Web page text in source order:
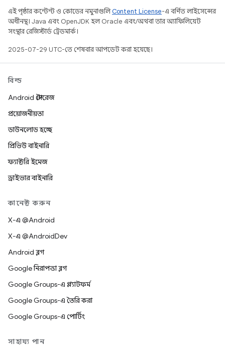
এই পৃষ্ঠার কন্টেন্ট ও কোডের নমুনাগুলিContent License-এ বর্ণিত লাইসেন্সের
অধীনস্থ। Java এবং OpenJDK হল Oracle এবং/অথবা তার অ্যাফিলিয়েট
সংস্থার রেজিস্টার্ড ট্রেডমার্ক।
2025-07-29 UTC-তে শেষবার আপডেট করা হয়েছে।
বিল্ড
Android স্টোরেজ
প্রয়োজনীয়তা
ডাউনলোড হচ্ছে
প্রিভিউ বাইনারি
ফ্যাক্টরি ইমেজ
ড্রাইভার বাইনারি
কানেক্ট করুন
X-এ @Android
X-এ @AndroidDev
Android ব্লগ
Google নিরাপত্তা ব্লগ
Google Groups-এ প্ল্যাটফর্ম
Google Groups-এ তৈরি করা
Google Groups-এ পোর্টিং
সাহায্য পান